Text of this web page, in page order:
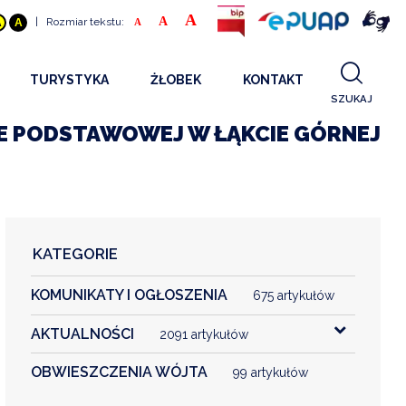
A | Rozmiar tekstu: A A A
TURYSTYKA ŻŁOBEK
INFORMACJE O PROJEKCIE
KONTAKT
KONTAKT
SZUKAJ
W ŁĄKCIE GÓRNEJ
KATEGORIE
KOMUNIKATY I OGŁOSZENIA 675 artykułów
AKTUALNOŚCI 2091 artykułów
OBWIESZCZENIA WÓJTA 99 artykułów